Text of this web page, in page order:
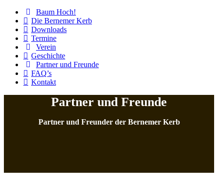
Baum Hoch!
Die Bernemer Kerb
Downloads
Termine
Verein
Geschichte
Partner und Freunde
FAQ’s
Kontakt
Partner und Freunde
Partner und Freunder der Bernemer Kerb